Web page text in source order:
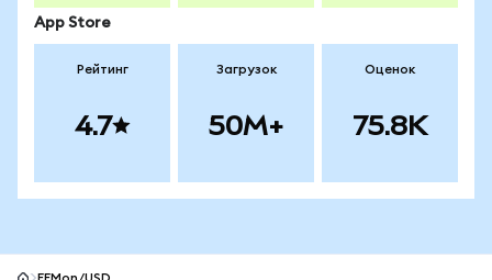
App Store
Рейтинг
4.7
Загрузок
50M+
Оценок
75.8K